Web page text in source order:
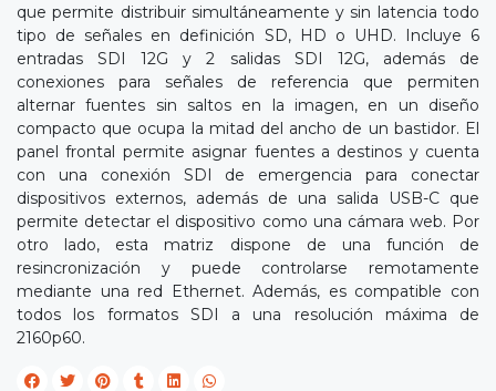
que permite distribuir simultáneamente y sin latencia todo
tipo de señales en definición SD, HD o UHD. Incluye 6
entradas SDI 12G y 2 salidas SDI 12G, además de
conexiones para señales de referencia que permiten
alternar fuentes sin saltos en la imagen, en un diseño
compacto que ocupa la mitad del ancho de un bastidor. El
panel frontal permite asignar fuentes a destinos y cuenta
con una conexión SDI de emergencia para conectar
dispositivos externos, además de una salida USB-C que
permite detectar el dispositivo como una cámara web. Por
otro lado, esta matriz dispone de una función de
resincronización y puede controlarse remotamente
mediante una red Ethernet. Además, es compatible con
todos los formatos SDI a una resolución máxima de
2160p60.